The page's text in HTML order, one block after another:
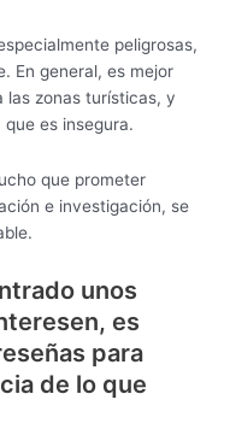
peligrosas,
En general, es mejor
las zonas turísticas, y
es insegura.
que prometer
e investigación, se
unos
es
para
de lo que